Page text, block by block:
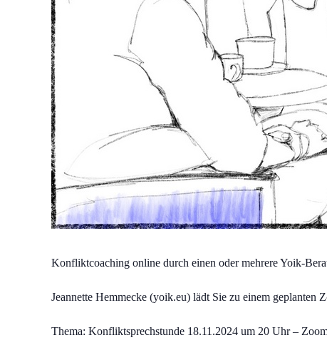
Konfliktcoaching online durch einen oder mehrere Yoik-
Jeannette Hemmecke (yoik.eu) lädt Sie zu einem geplanten
Thema: Konfliktsprechstunde 18.11.2024 um 20 Uhr –